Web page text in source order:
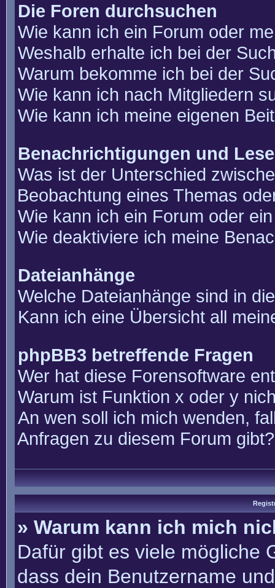
Die Foren durchsuchen
Wie kann ich ein Forum oder
Weshalb erhalte ich bei der
Warum bekomme ich bei der
Wie kann ich nach Mitgliedern
Wie kann ich meine eigenen
Benachrichtigungen und
Was ist der Unterschied
Beobachtung eines Themas
Wie kann ich ein Forum oder
Wie deaktiviere ich meine
Dateianhänge
Welche Dateianhänge sind in
Kann ich eine Übersicht all
phpBB3 betreffende Fragen
Wer hat diese Forensoftware
Warum ist Funktion x oder y
An wen soll ich mich wenden,
Anfragen zu diesem Forum gibt?
» Warum kann ich mich
Dafür gibt es viele mögliche
dass dein Benutzername